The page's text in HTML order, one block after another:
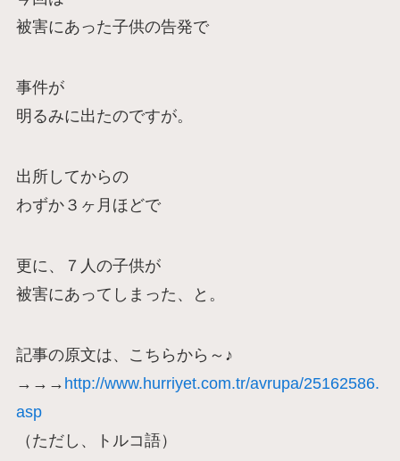
被害にあった子供の告発で
事件が
明るみに出たのですが。
出所してからの
わずか３ヶ月ほどで
更に、７人の子供が
被害にあってしまった、と。
記事の原文は、こちらから～♪
→→→ http://www.hurriyet.com.tr/avrupa/25162586.
asp
（ただし、トルコ語）